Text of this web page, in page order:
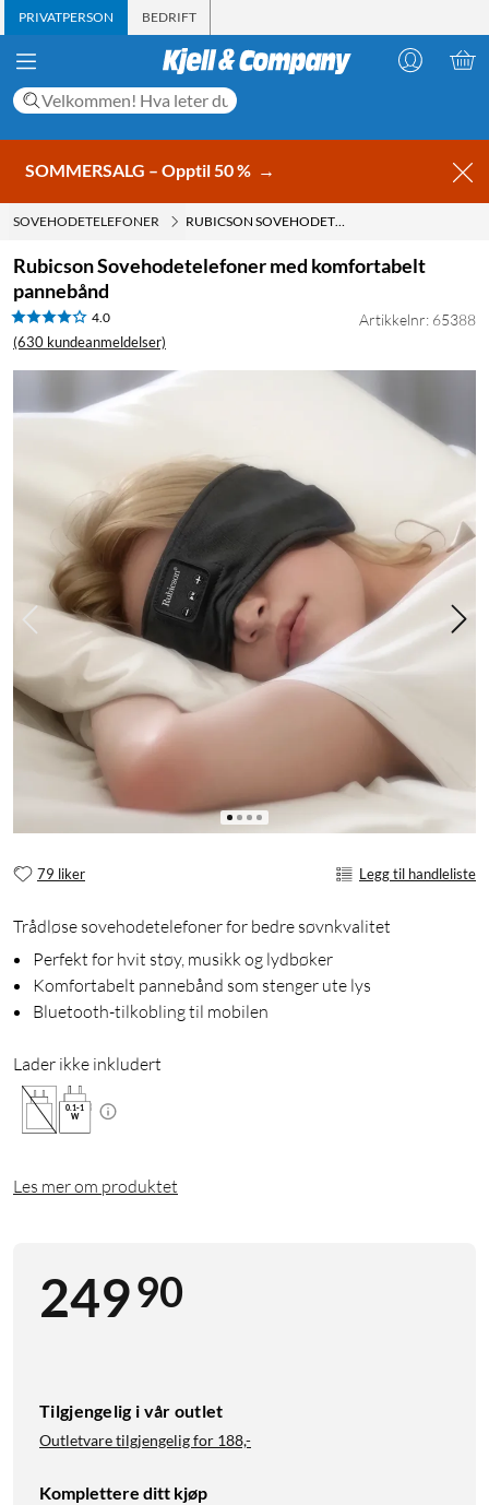
PRIVATPERSON BEDRIFT
SOMMERSALG – Opptil 50 % →
SOVEHODETELEFONER RUBICSON SOVEHODETELEFONER MED KOMFORTABELT PANNEBÅND
Rubicson Sovehodetelefoner med komfortabelt
pannebånd
4.0
(630 kundeanmeldelser)
Artikkelnr: 65388
79 liker Legg til handleliste
Trådløse sovehodetelefoner for bedre søvnkvalitet
Perfekt for hvit støy, musikk og lydbøker
Komfortabelt pannebånd som stenger ute lys
Bluetooth-tilkobling til mobilen
Lader ikke inkludert
0.1-1
W
Les mer om produktet
24990
Tilgjengelig i vår outlet
Outletvare tilgjengelig for 188,-
Komplettere ditt kjøp